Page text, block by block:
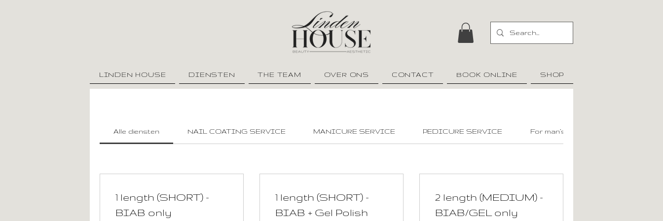
LINDEN HOUSE DIENSTEN THE TEAM OVER ONS CONTACT BOOK ONLINE SHOP
Alle diensten NAIL COATING SERVICE MANICURE SERVICE PEDICURE SERVICE For man’s
1 length (SHORT) -
BIAB only
1 length (SHORT) -
BIAB + Gel Polish
2 length (MEDIUM) -
BIAB/GEL only